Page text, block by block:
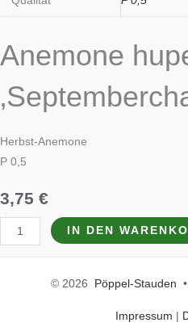
Anemone
Herbst-Anemone
P 0,5
3,75 €
IN DEN
© 2026 Pöppel-Stauden
Impressum |